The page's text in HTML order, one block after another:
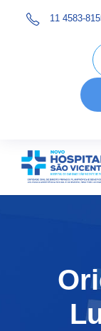
11 4583-